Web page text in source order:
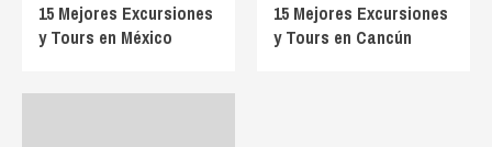
15 Mejores Excursiones
y Tours en México
15 Mejores Excursiones
y Tours en Cancún